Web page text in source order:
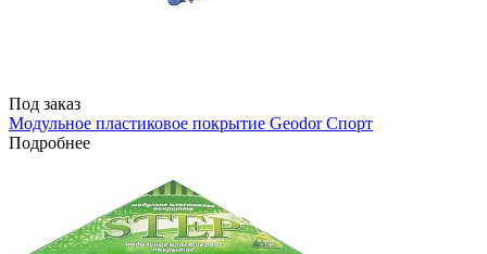
Под заказ
Модульное пластиковое покрытие Geodor Спорт
Подробнее